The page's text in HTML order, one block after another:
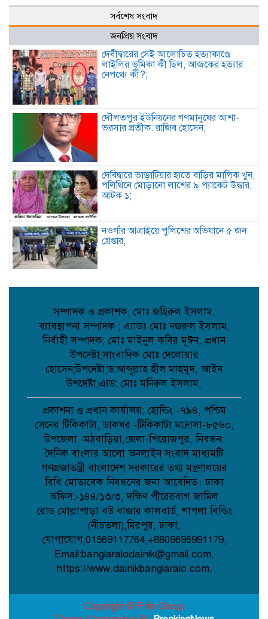
সর্বশেষ সংবাদ
জনপ্রিয় সংবাদ
দেবীদ্বারের সেই আলোচিত হত্যাকাণ্ডে
লাইলির ভূমিকা কী ছিল, আজকের হত্যার
নেপথ্যে কী?;
দৌলতপুর ইউনিয়নের গণমানুষের আশা-
ভরসার প্রতীক: রাজিব হোসেন;
দেবিদ্বারে ভাড়াটিয়ার হাতে বাড়ির মালিক খুন,
পলিথিনে মোড়ানো লাশের ৯ প্যাকেট উদ্ধার,
আটক ১;
নওগাঁর আত্রাইয়ে পুলিশের অভিযানে ৫ জন
গ্রেপ্তার;
কবিতা: চমকের পাঠ কৌশল ;
আমান উল্লাহ আমানের সাথে নিশু ও মহিলা
দলের নেত্রীদের সৌজন্য স্বাক্ষাৎ ;
মানববন্ধনের নামে অপপ্রচার নয়, সামাজিক
সম্প্রীতি রক্ষায় প্রশাসনের কঠোর নজরদারি
দাবি;
জননেতা শাহরিয়ার ইমন: জালালপুর
ইউনিয়নের মাটি ও মানুষের আস্থার প্রতীক;
কবিতা: লেখক ছড়া ;
বাগেরহাটে মারধর ও হত্যাচেষ্টার অভিযোগে
আদালতে মামলা, ৫ জন আসামি;
সম্পাদক ও প্রকাশক; মোঃ জহিরুল ইসলাম,
ব্যাবস্থাপনা সম্পাদক ; এ্যাডঃ মোঃ নজরুল ইসলাম,
নির্বাহী সম্পাদক; মোঃ মাইনুল কবির মূঈন, প্রধান
উপদেষ্টা;সাংবাদিক মোঃ দেলোয়ার
হোসেন;উপদেষ্টা;ড:আব্দূল্লাহ হীল মাহমুদ, আইন
উপদেষ্টা;এ্যড: মোঃ মনিরুল ইসলাম,
প্রকাশনা ও প্রধান কার্যালয়: হোল্ডিং -৭৯৪, পশ্চিম
সেনের টিকিকাটা, ডাকঘর -টিকিকাটা মাদ্রাসা-৮৫৬০,
উপজেলা -মঠবাড়িয়া,জেলা-পিরোজপুর, নিবন্ধন:
দৈনিক বাংলার আলো অনলাইন সংবাদ মাধ্যমটি
গণপ্রজাতন্ত্রী বাংলাদেশ সরকারের তথ্য মন্ত্রণালয়ের
বিধি মোতাবেক নিবন্ধনের জন্য আবেদিত। ঢাকা
অফিস:-১৪৪/১৩/৩, দক্ষিণ পীরেরবাগ জামিল
রোড,মোল্লাপাড়া বউ বাজার কালবার্ড, শাপলা বিল্ডিং
(নীচতলা),মিরপুর, ঢাকা,
যোগাযোগ;01569117764,+8809696991179,
Email:banglaralodainik@gmail.com,
https://www.dainikbanglaralo.com,
Copyright © Frilix Group